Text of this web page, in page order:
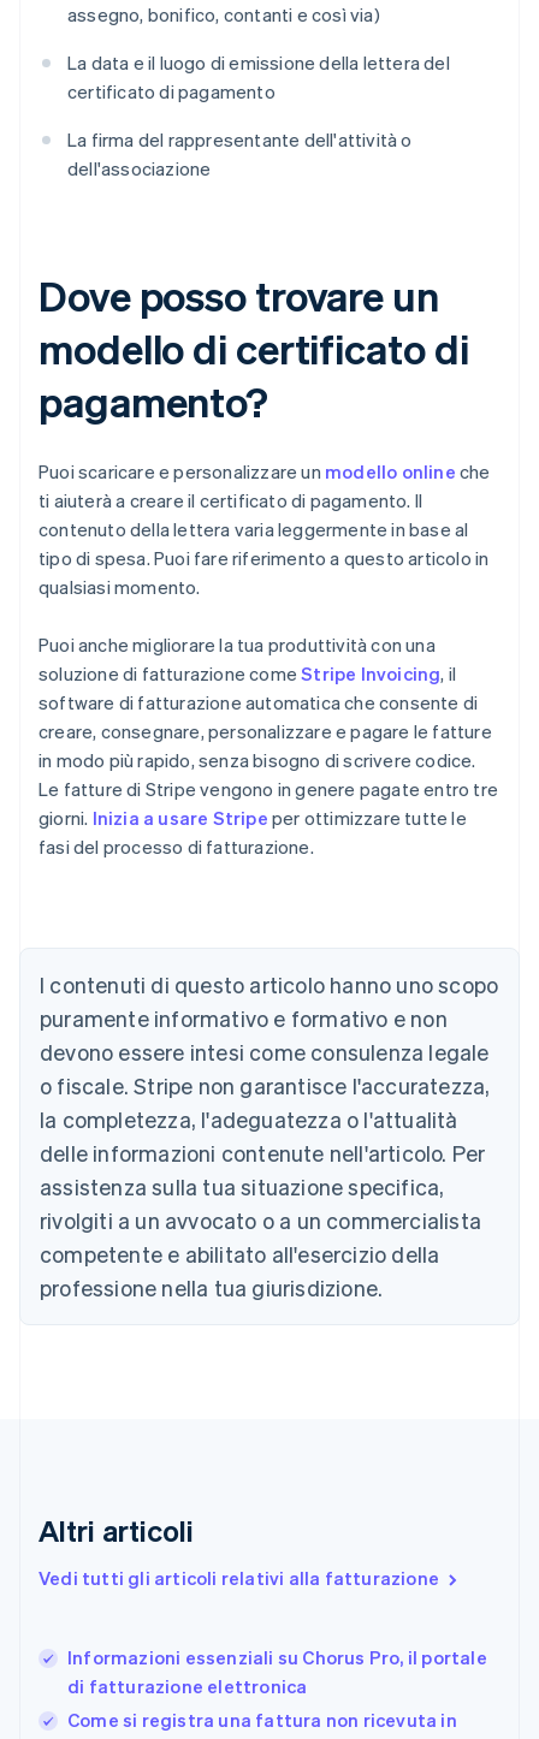
assegno, bonifico, contanti e così via)
La data e il luogo di emissione della lettera del
certificato di pagamento
La firma del rappresentante dell'attività o
dell'associazione
Dove posso trovare un
modello di certificato di
pagamento?
Puoi scaricare e personalizzare un modello online che
ti aiuterà a creare il certificato di pagamento. Il
contenuto della lettera varia leggermente in base al
tipo di spesa. Puoi fare riferimento a questo articolo in
qualsiasi momento.
Puoi anche migliorare la tua produttività con una
soluzione di fatturazione comeStripe Invoicing, il
software di fatturazione automatica che consente di
creare, consegnare, personalizzare e pagare le fatture
in modo più rapido, senza bisogno di scrivere codice.
Le fatture di Stripe vengono in genere pagate entro tre
giorni. Inizia a usare Stripe per ottimizzare tutte le
fasi del processo di fatturazione.
I contenuti di questo articolo hanno uno scopo
puramente informativo e formativo e non
devono essere intesi come consulenza legale
o fiscale. Stripe non garantisce l'accuratezza,
la completezza, l'adeguatezza o l'attualità
delle informazioni contenute nell'articolo. Per
assistenza sulla tua situazione specifica,
rivolgiti a un avvocato o a un commercialista
competente e abilitato all'esercizio della
professione nella tua giurisdizione.
Altri articoli
Vedi tutti gli articoli relativi alla fatturazione
Informazioni essenziali su Chorus Pro, il portale
di fatturazione elettronica
Come si registra una fattura non ricevuta in
English
DeutschEnglish
Belgio
Nederlands Français English
Brasile
PortuguêsEnglish
Bulgaria
Canada
EnglishFrançais
Cina continentale
简体中文English
Cipro
Finlandia
Francia
DeutschEnglish
Giappone
日本語 English